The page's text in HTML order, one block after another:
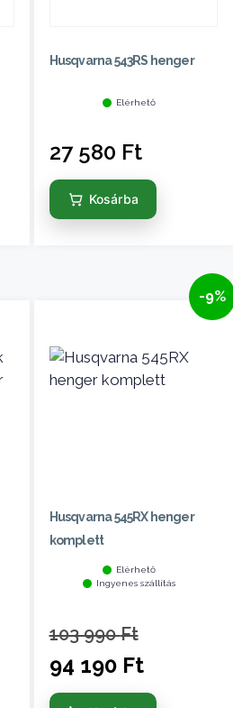
Husqvarna 543RS henger
Elérhető
27 580 Ft
Kosárba
-9%
Husqvarna 545RX henger
komplett
Elérhető
Ingyenes szállítás
103 990Ft
94 190 Ft